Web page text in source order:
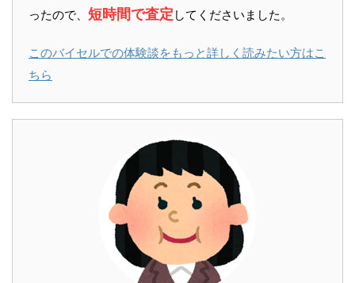
ったので、 短時間で査定 してくださいました。
このバイセルでの体験談をもっと詳しく読みたい方はこ
ちら